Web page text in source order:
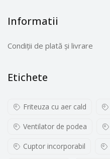
Informatii
Condiții de plată și livrare
Etichete
Friteuza cu aer cald
Ventilator de podea
Cuptor incorporabil